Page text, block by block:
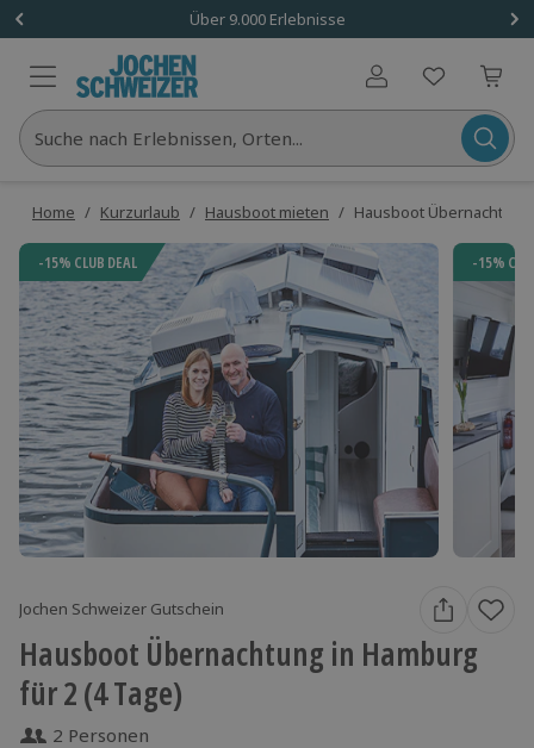
Über 9.000 Erlebnisse
Benutzerkonto
Suche nach Erlebnissen, Orten...
Home / Kurzurlaub / Hausboot mieten / Hausboot
-15% CLUB DEAL -15%
Jochen Schweizer Gutschein
Hausboot Übernachtung in Hamburg
für 2 (4 Tage)
2 Personen